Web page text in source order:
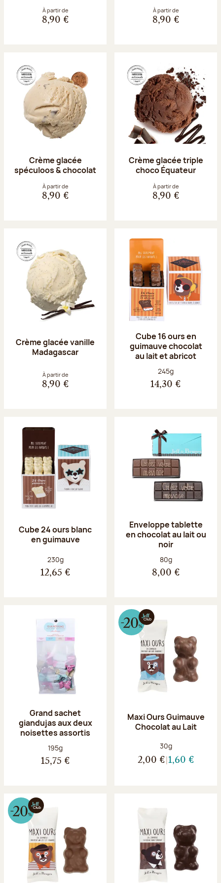
À partir de
8,90 €
À partir de
8,90 €
Crème glacée
spéculoos & chocolat
À partir de
8,90 €
Crème glacée triple
choco Équateur
À partir de
8,90 €
Crème glacée vanille
Madagascar
À partir de
8,90 €
Cube 16 ours en
guimauve chocolat
au lait et abricot
Poids net :
245g
14,30 €
Cube 24 ours blanc
en guimauve
Poids net :
230g
12,65 €
Enveloppe tablette
en chocolat au lait ou
noir
Poids net :
80g
8,00 €
Grand sachet
giandujas aux deux
noisettes assortis
Poids net :
195g
15,75 €
Maxi Ours Guimauve
Chocolat au Lait
Poids net :
30g
2,00 € 1,60 €